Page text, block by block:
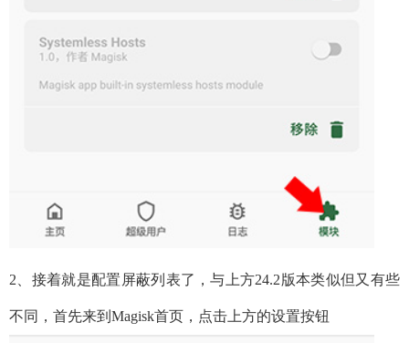
2、接着就是配置屏蔽列表了，与上方24.2版本类似但又有些
不同，首先来到Magisk首页，点击上方的设置按钮